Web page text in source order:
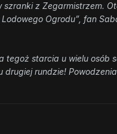
z Zegarmistrzem.
Ogrodu”, fan
starcia u wielu osób
drugiej rundzie!